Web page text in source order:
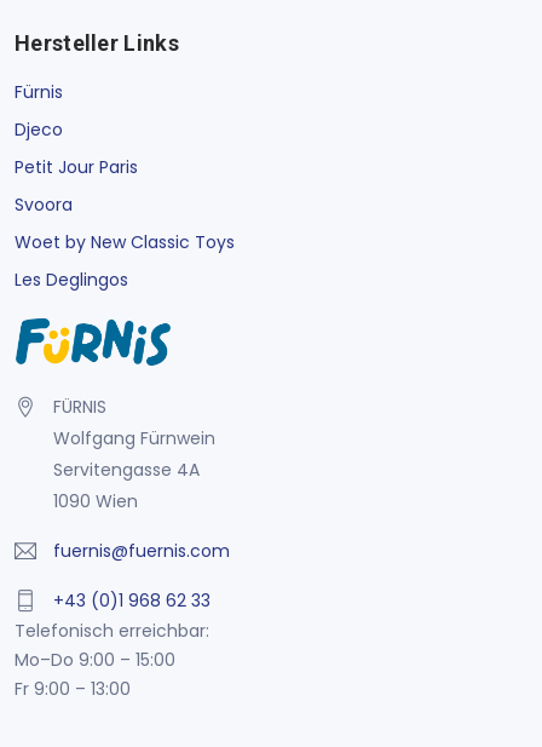
Hersteller Links
Fürnis
Djeco
Petit Jour Paris
Svoora
Woet by New Classic Toys
Les Deglingos
FÜRNIS
Wolfgang Fürnwein
Servitengasse 4A
1090 Wien
fuernis@fuernis.com
+43 (0)1 968 62 33
Telefonisch erreichbar:
Mo–Do 9:00 – 15:00
Fr 9:00 – 13:00